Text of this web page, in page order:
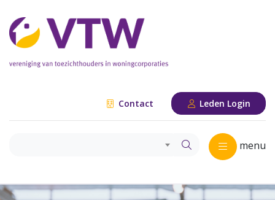
Contact Leden Login
menu